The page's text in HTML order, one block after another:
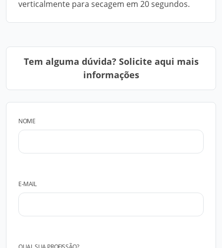
verticalmente para secagem em 20 segundos.
Tem alguma dúvida? Solicite aqui mais
informações
NOME
E-MAIL